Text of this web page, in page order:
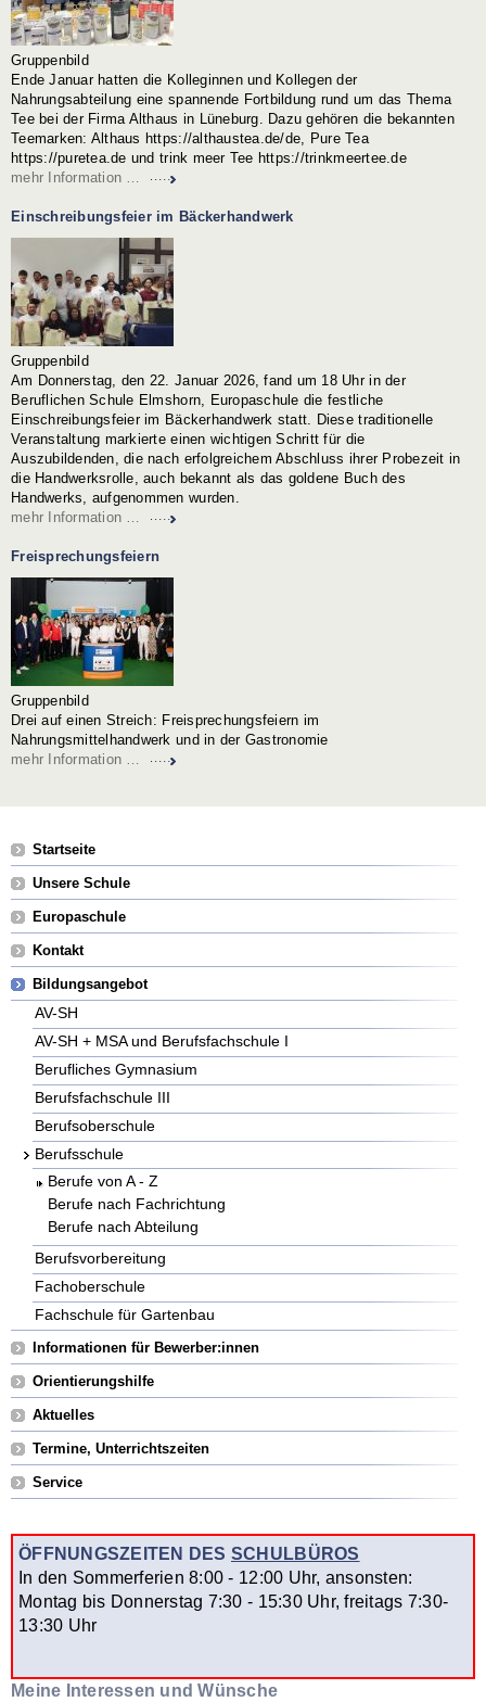
Gruppenbild
Ende Januar hatten die Kolleginnen und Kollegen der
Nahrungsabteilung eine spannende Fortbildung rund um das Thema
Tee bei der Firma Althaus in Lüneburg. Dazu gehören die bekannten
Teemarken: Althaus https://althaustea.de/de , Pure Tea
https://puretea.de und trink meer Tee https://trinkmeertee.de
mehr Information …
Einschreibungsfeier im Bäckerhandwerk
Gruppenbild
Am Donnerstag, den 22. Januar 2026, fand um 18 Uhr in der
Beruflichen Schule Elmshorn, Europaschule die festliche
Einschreibungsfeier im Bäckerhandwerk statt. Diese traditionelle
Veranstaltung markierte einen wichtigen Schritt für die
Auszubildenden, die nach erfolgreichem Abschluss ihrer Probezeit in
die Handwerksrolle, auch bekannt als das goldene Buch des
Handwerks, aufgenommen wurden.
mehr Information …
Freisprechungsfeiern
Gruppenbild
Drei auf einen Streich: Freisprechungsfeiern im
Nahrungsmittelhandwerk und in der Gastronomie
mehr Information …
Navigation
Startseite
Unsere Schule
Europaschule
Kontakt
Bildungsangebot
AV-SH
AV-SH + MSA und Berufsfachschule I
Berufliches Gymnasium
Berufsfachschule III
Berufsoberschule
Berufsschule
Berufe von A - Z
Berufe nach Fachrichtung
Berufe nach Abteilung
Berufsvorbereitung
Fachoberschule
Fachschule für Gartenbau
Informationen für Bewerber:innen
Orientierungshilfe
Aktuelles
Termine, Unterrichtszeiten
Service
ÖFFNUNGSZEITEN DES SCHULBÜROS
In den Sommerferien 8:00 - 12:00 Uhr, ansonsten:
Montag bis Donnerstag 7:30 - 15:30 Uhr, freitags 7:30-
13:30 Uhr
Meine Interessen und Wünsche